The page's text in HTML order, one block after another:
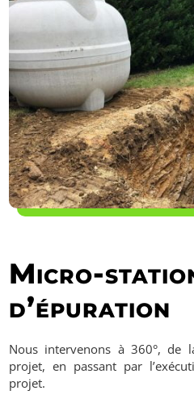
Micro-
d’épuration
Nous intervenons à 360°, de
projet, en passant par
projet.